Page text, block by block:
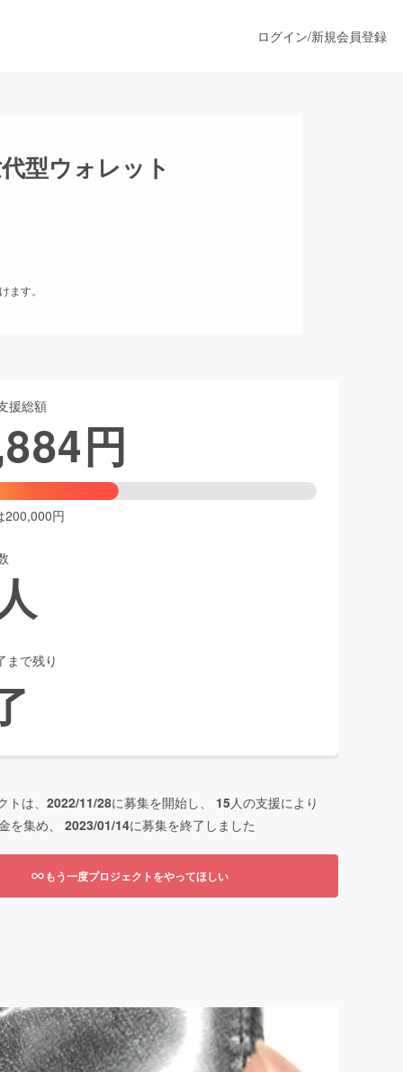
すぐ公開されます
ログイン/新規会員登録
型ウォレット
す。
援総額
円
200,000円
まで残り
は、 2022/11/28に募集を開始し、 15人の支援により
を集め、 2023/01/14に募集を終了しました
もう一度プロジェクトをやってほしい